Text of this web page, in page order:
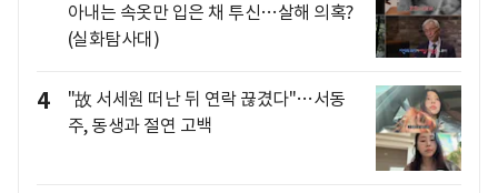
아내는 속옷만 입은 채 투신…살해 의혹?
(실화탐사대)
4
"故 서세원 떠난 뒤 연락 끊겼다"…서동
주, 동생과 절연 고백